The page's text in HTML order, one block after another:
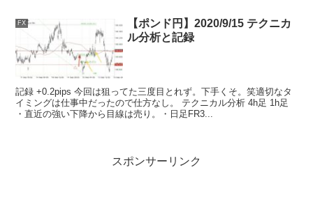
FX
【ポンド円】2020/9/15 テクニカ
ル分析と記録
記録 +0.2pips 今回は狙ってた三度目とれず。下手くそ。笑適切なタ
イミングは仕事中だったので仕方なし。 テクニカル分析 4h足 1h足
・直近の強い下降から目線は売り。・日足FR3...
スポンサーリンク